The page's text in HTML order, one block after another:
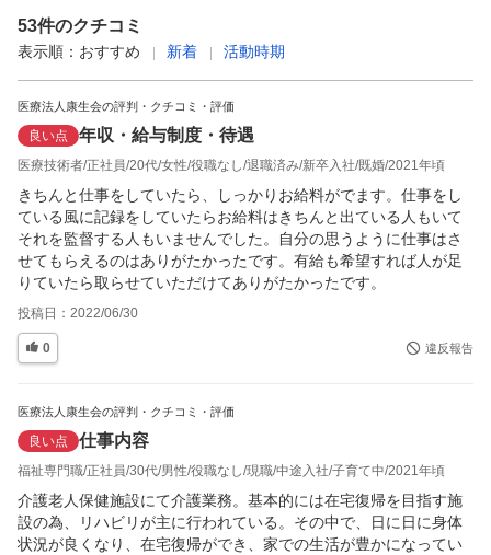
53件のクチコミ
表示順： おすすめ 新着 活動時期
医療法人康生会の評判・クチコミ・評価
良い点 年収・給与制度・待遇
医療技術者 正社員 20代 女性 役職なし 退職済み 新卒入社 既婚 2021年頃
きちんと仕事をしていたら、しっかりお給料がでます。仕事をし
ている風に記録をしていたらお給料はきちんと出ている人もいて
それを監督する人もいませんでした。自分の思うように仕事はさ
せてもらえるのはありがたかったです。有給も希望すれば人が足
りていたら取らせていただけてありがたかったです。
投稿日： 2022/06/30
0 違反報告
医療法人康生会の評判・クチコミ・評価
良い点 仕事内容
福祉専門職 正社員 30代 男性 役職なし 現職 中途入社 子育て中 2021年頃
介護老人保健施設にて介護業務。基本的には在宅復帰を目指す施
設の為、リハビリが主に行われている。その中で、日に日に身体
状況が良くなり、在宅復帰ができ、家での生活が豊かになってい